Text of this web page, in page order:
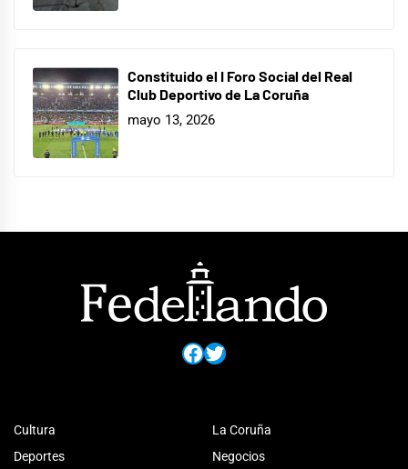
Constituido el I Foro Social del Real
Club Deportivo de La Coruña
mayo 13, 2026
Facebook
Twitter
Cultura
Deportes
La Coruña
Negocios